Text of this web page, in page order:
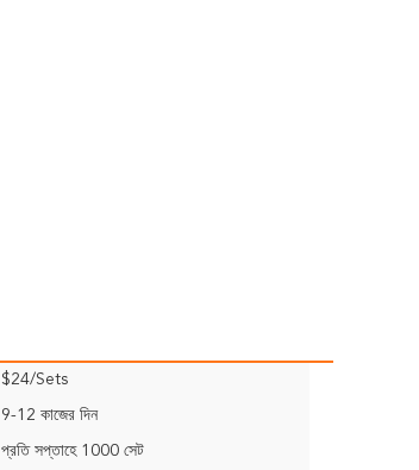
$24/Sets
9-12 কাজের দিন
প্রতি সপ্তাহে 1000 সেট